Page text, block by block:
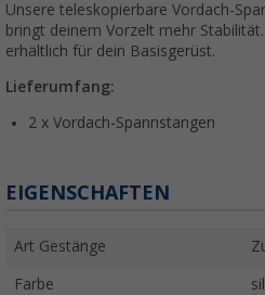
Unsere teleskopierbare Vordach-
bringt deinem Vorzelt mehr
erhältlich für dein Basisgerüst.
Lieferumfang:
2 x Vordach-Spannstangen
EIGENSCHAFTEN
Art Gestänge
Farbe